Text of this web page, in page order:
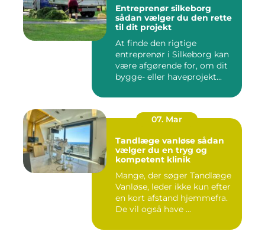
Entreprenør silkeborg
sådan vælger du den rette
til dit projekt
At finde den rigtige
entreprenør i Silkeborg kan
være afgørende for, om dit
bygge- eller haveprojekt...
07. Mar
Tandlæge vanløse sådan
vælger du en tryg og
kompetent klinik
Mange, der søger Tandlæge
Vanløse, leder ikke kun efter
en kort afstand hjemmefra.
De vil også have ...